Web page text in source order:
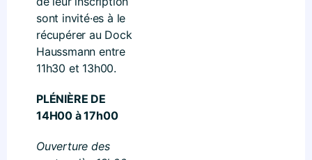
sont invité·es à le
récupérer au Dock
Haussmann entre
11h30 et 13h00.
PLÉNIÈRE DE
14H00 à 17h00
Ouverture des